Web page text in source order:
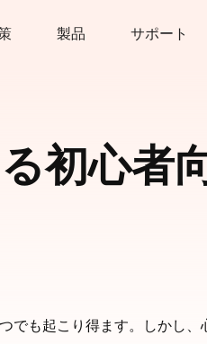
製品 サポート
初心者
でも起こり得ます。しかし